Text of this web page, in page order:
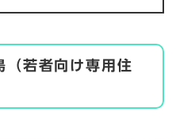
（若者向け専用住